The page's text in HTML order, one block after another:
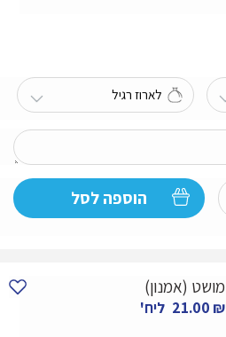
הוספה לסל
מושט (אמנון)
21.00 ₪ ליח'